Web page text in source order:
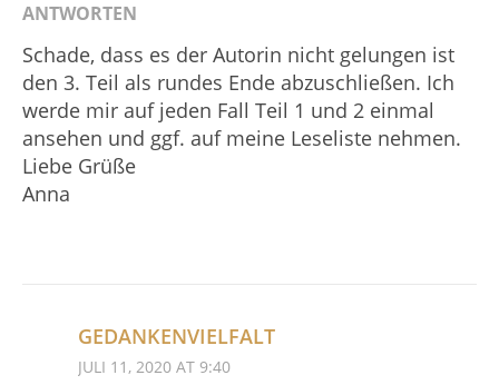
ANTWORTEN
Schade, dass es der Autorin nicht gelungen ist
den 3. Teil als rundes Ende abzuschließen. Ich
werde mir auf jeden Fall Teil 1 und 2 einmal
ansehen und ggf. auf meine Leseliste nehmen.
Liebe Grüße
Anna
GEDANKENVIELFALT
JULI 11, 2020 AT 9:40